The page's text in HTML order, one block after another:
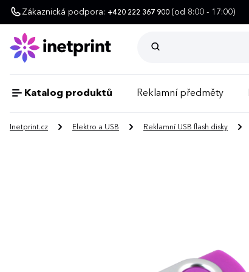
Zákaznická podpora: +420 222 367 900 (od 8:00 - 17:00)
Katalog produktů Reklamní předměty
Inetprint.cz Elektro a USB Reklamní USB flash disky